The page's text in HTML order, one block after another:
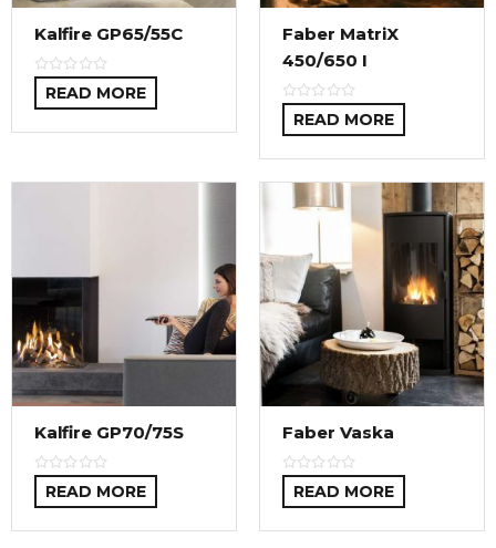
Kalfire GP65/55C
READ MORE
Faber MatriX
450/650 I
READ MORE
Kalfire GP70/75S
READ MORE
Faber Vaska
READ MORE